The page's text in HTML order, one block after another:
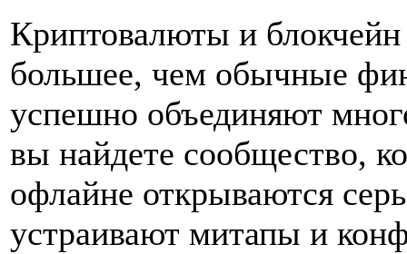
Криптовалюты и
большее, чем обычные
успешно объединяют
вы найдете сообщество,
офлайне открываются
устраивают митапы и